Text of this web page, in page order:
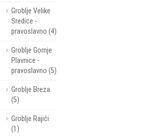
Groblje Velike
Sredice -
pravoslavno (4)
Groblje Gornje
Plavnice -
pravoslavno (5)
Groblje Breza
(5)
Groblje Rajići
(1)